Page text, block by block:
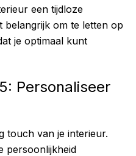
een tijdloze
belangrijk om te letten op
je optimaal kunt
Personaliseer
touch van je interieur.
persoonlijkheid